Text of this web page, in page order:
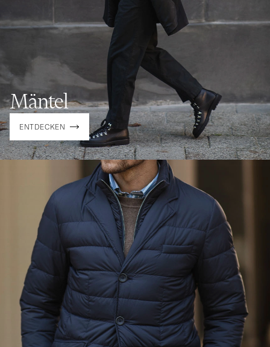
Mäntel
ENTDECKEN